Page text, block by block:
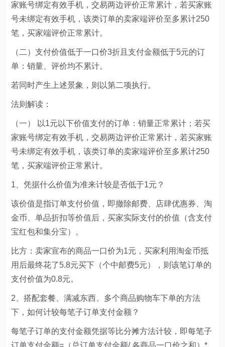
家账号绑定有效手机，交易两边评价正常累计，若买家账
号未绑定有效手机，该类订单的卖家端评价至多累计250
笔，买家端评价正常累计。
（二）支付价值低于一口价3折且支付金额低于5元的订
单：销量、评价均不累计。
若同时产生上述景象，则以第二项执行。
法则解读：
（一） 以1元以下价值支付的订单：销量正常累计；若买
家账号绑定有效手机，交易两边评价正常累计，若买家账
号未绑定有效手机，该类订单的卖家端评价至多累计250
笔，买家端评价正常累计。
1、凭据什么价值为准来计较是否低于1元？
该价值是指订单支付价值，即撤除邮费、店肆优惠券、淘
金币、单品折扣等价值后，买家实际支付的价值（含支付
宝红包和集分宝）。
比方：卖家宣布的商品一口价为1元，买家利用淘金币抵
用后最终花了5.8元买下（个中邮费5元），则该笔订单的
支付价值为0.8元。
2、搭配套餐、满减东西、多个商品购物车下单的方法
下，如何计较每笔子订单支付金额？
每笔子订单的支付金额凭据等比分摊方法计较，即每笔子